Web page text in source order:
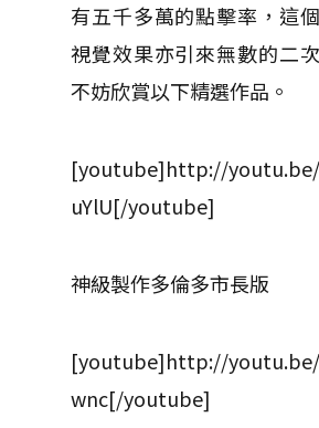
有五千多萬的點擊率，這
視覺效果亦引來無數的二
不妨欣賞以下精選作品。
[youtube]http://youtu.be/
uYlU[/youtube]
神級製作多倫多市長版
[youtube]http://youtu.be/
wnc[/youtube]